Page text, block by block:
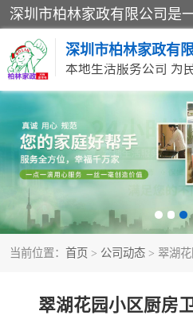
深圳市柏林家政有
本地生活服务公司 为
当前位置： 首页 > 公司动态 > 翠湖
翠湖花园小区厨房
家居保洁
家庭保姆